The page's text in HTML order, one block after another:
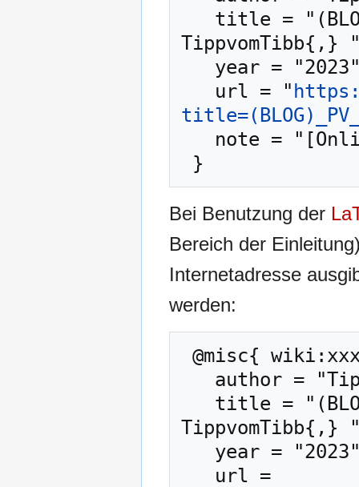
TippvomTibb{,}
   url = "
Bei Benutzung der
Bereich der
Internetadresse
werden:
TippvomTibb{,}